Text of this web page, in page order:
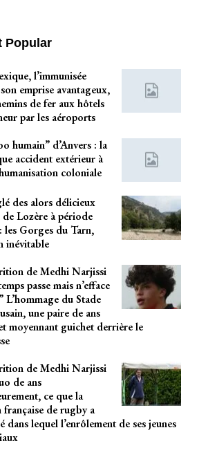
Popular
l’immunisée
emprise avantageux,
de fer aux hôtels
par les aéroports
humain” d’Anvers : la
accident extérieur à
coloniale
des alors délicieux
de Lozère à période
les Gorges du Tarn,
inévitable
de Medhi Narjissi
passe mais n’efface
L’hommage du Stade
une paire de ans
moyennant guichet derrière le
de Medhi Narjissi
de ans
ce que la
de rugby a
dans lequel l’enrôlement de ses jeunes